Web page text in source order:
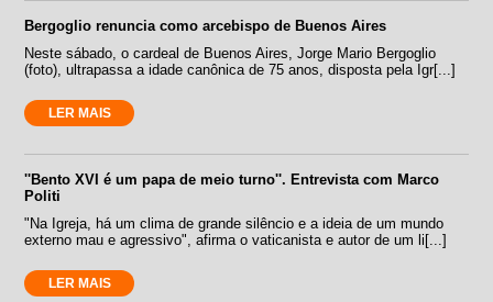
Bergoglio renuncia como arcebispo de Buenos Aires
Neste sábado, o cardeal de Buenos Aires, Jorge Mario Bergoglio
(foto), ultrapassa a idade canônica de 75 anos, disposta pela Igr[...]
LER MAIS
''Bento XVI é um papa de meio turno''. Entrevista com Marco
Politi
"Na Igreja, há um clima de grande silêncio e a ideia de um mundo
externo mau e agressivo", afirma o vaticanista e autor de um li[...]
LER MAIS